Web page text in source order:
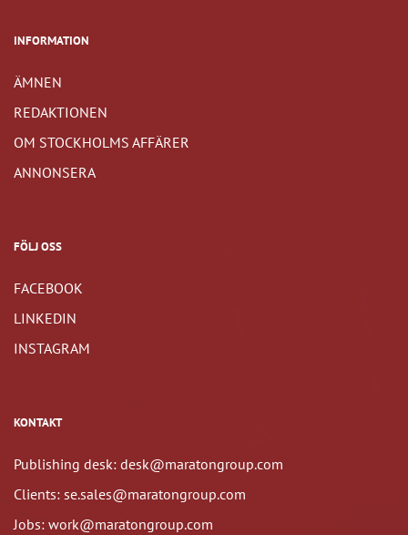
INFORMATION
ÄMNEN
REDAKTIONEN
OM STOCKHOLMS AFFÄRER
ANNONSERA
FÖLJ OSS
FACEBOOK
LINKEDIN
INSTAGRAM
KONTAKT
Publishing desk: desk@maratongroup.com
Clients: se.sales@maratongroup.com
Jobs: work@maratongroup.com